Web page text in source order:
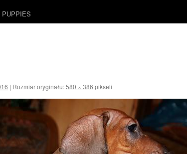
| Rozmiar oryginału:580 × 386 pikseli